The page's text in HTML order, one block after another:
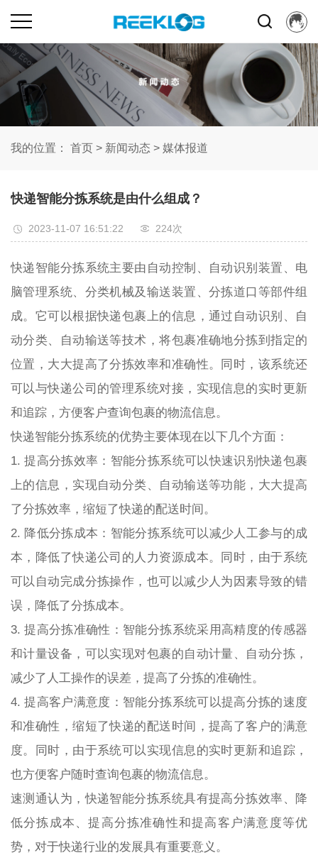
我的位置： 首页 > 新闻动态 > 媒体报道
快递智能分拣系统是由什么组成？
2023-11-07 16:51:22 224次
快递智能分拣系统主要由自动控制、自动识别装置、电
脑管理系统、分类机械及输送装置、分拣道口等部件组
成。它可以根据快递包裹上的信息，通过自动识别、自
动分类、自动输送等技术，将包裹准确地分拣到指定的
位置，大大提高了分拣效率和准确性。同时，该系统还
可以与快递公司的管理系统对接，实现信息的实时更新
和追踪，方便客户查询包裹的物流信息。
快递智能分拣系统的优势主要体现在以下几个方面：
1. 提高分拣效率：智能分拣系统可以快速识别快递包裹
上的信息，实现自动分类、自动输送等功能，大大提高
了分拣效率，缩短了快递的配送时间。
2. 降低分拣成本：智能分拣系统可以减少人工参与的成
本，降低了快递公司的人力资源成本。同时，由于系统
可以自动完成分拣操作，也可以减少人为因素导致的错
误，降低了分拣成本。
3. 提高分拣准确性：智能分拣系统采用高精度的传感器
和计量设备，可以实现对包裹的自动计量、自动分拣，
减少了人工操作的误差，提高了分拣的准确性。
4. 提高客户满意度：智能分拣系统可以提高分拣的速度
和准确性，缩短了快递的配送时间，提高了客户的满意
度。同时，由于系统可以实现信息的实时更新和追踪，
也方便客户随时查询包裹的物流信息。
速测通认为，快递智能分拣系统具有提高分拣效率、降
低分拣成本、提高分拣准确性和提高客户满意度等优
势，对于快递行业的发展具有重要意义。